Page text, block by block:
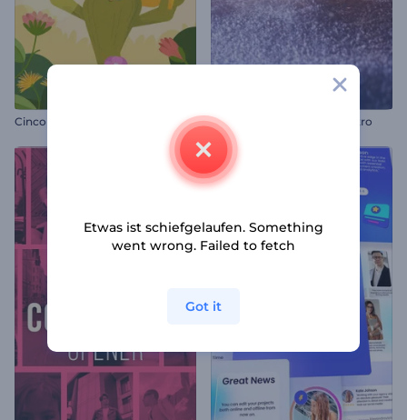
Cinco de Mayo Animation Glitzernde Schneeflocke Intro
Etwas ist schiefgelaufen. Something
went wrong. Failed to fetch
Got it